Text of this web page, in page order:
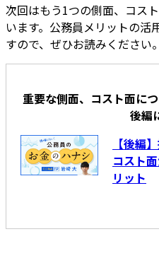
次回はもう1つの側面、コス
います。公務員メリットの活
すので、ぜひお読みください。
重要な側面、コスト面に
後編
【後編
コスト
リット